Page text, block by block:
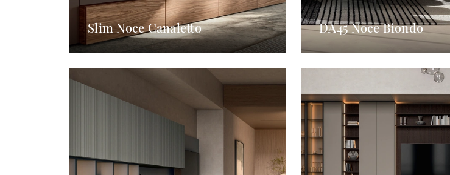
Slim Noce Canaletto DA45 Noce Biondo